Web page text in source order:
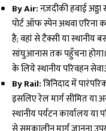
By Air:नज़दीकी हवाई
पोर्ट ऑफ स्पेन अथवा एरिना का
है; वहां से टैक्सी या स्थानीय
सांघुआनास तक पहुँचना
के लिये स्थानीय परिवहन
By Rail:त्रिनिदाद में
इसलिए रेल मार्ग सीमित या
स्थानीय पर्यटन कार्यालय